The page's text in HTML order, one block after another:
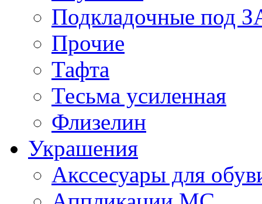
Подкладочные под
Прочие
Тафта
Тесьма усиленная
Флизелин
Украшения
Акссесуары для